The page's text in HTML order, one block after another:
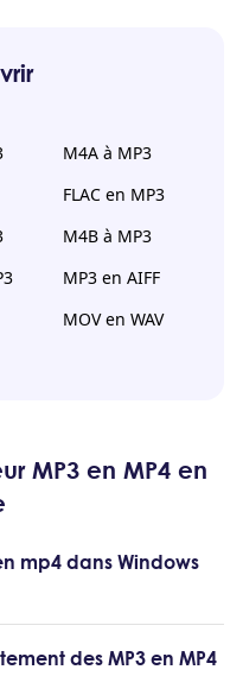
M4A à MP3
FLAC en MP3
M4B à MP3
MP3 en AIFF
MOV en WAV
MP3 en MP4 en
mp4 dans Windows
des MP3 en MP4